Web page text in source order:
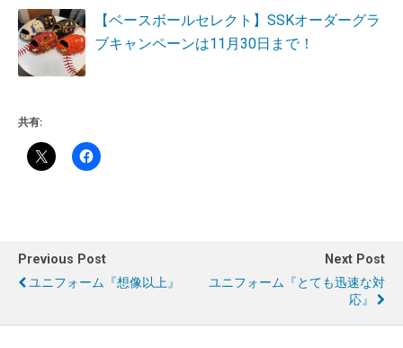
【ベースボールセレクト】SSKオーダーグラ
ブキャンペーンは11月30日まで！
共有:
Previous Post
ユニフォーム『想像以上』
Next Post
ユニフォーム『とても迅速な対
応』